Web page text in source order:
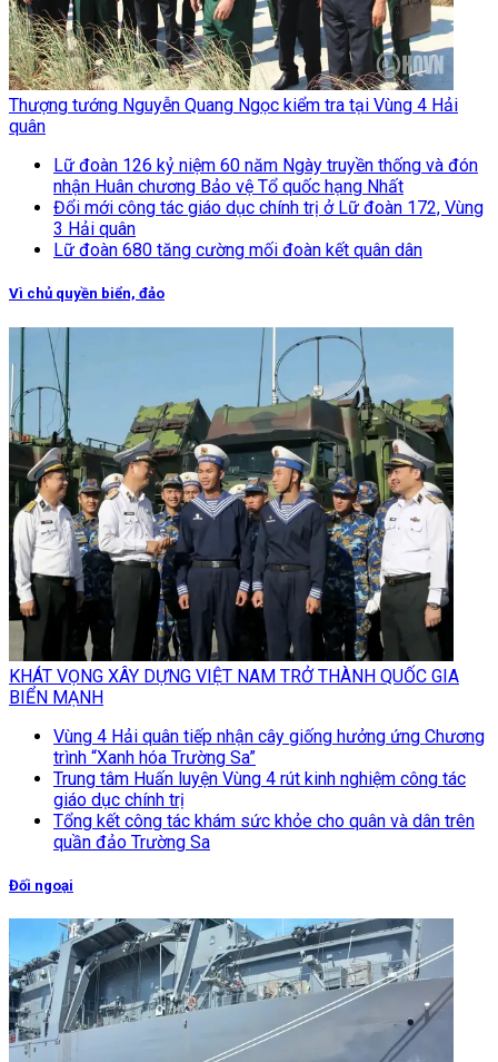
Thượng tướng Nguyễn Quang Ngọc kiểm tra tại Vùng 4 Hải
quân
Lữ đoàn 126 kỷ niệm 60 năm Ngày truyền thống và đón
nhận Huân chương Bảo vệ Tổ quốc hạng Nhất
Đổi mới công tác giáo dục chính trị ở Lữ đoàn 172, Vùng
3 Hải quân
Lữ đoàn 680 tăng cường mối đoàn kết quân dân
Vì chủ quyền biển, đảo
KHÁT VỌNG XÂY DỰNG VIỆT NAM TRỞ THÀNH QUỐC GIA
BIỂN MẠNH
Vùng 4 Hải quân tiếp nhận cây giống hưởng ứng Chương
trình “Xanh hóa Trường Sa”
Trung tâm Huấn luyện Vùng 4 rút kinh nghiệm công tác
giáo dục chính trị
Tổng kết công tác khám sức khỏe cho quân và dân trên
quần đảo Trường Sa
Đối ngoại